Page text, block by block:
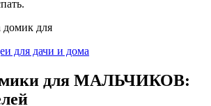
для дачи и дома
для МАЛЬЧИКОВ: